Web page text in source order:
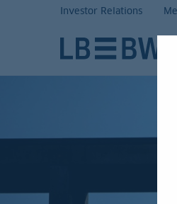
Investor Relations